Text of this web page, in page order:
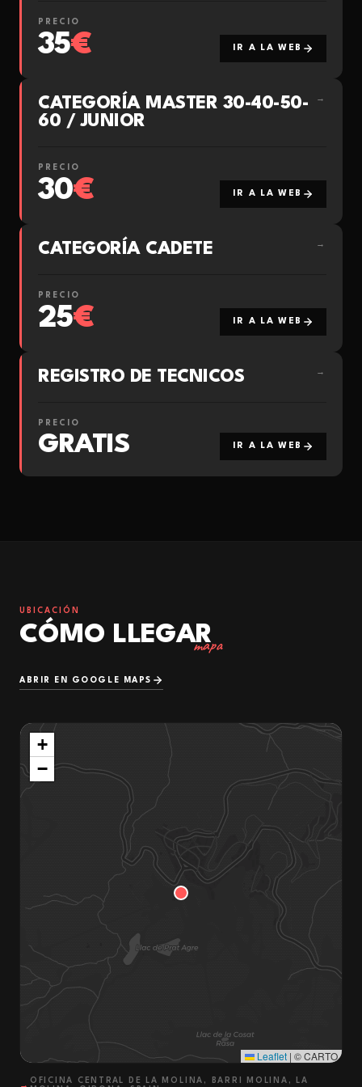
PRECIO
35€ IR A LA WEB
CATEGORÍA MASTER 30-40-50-
60 / JUNIOR
→
PRECIO
30€ IR A LA WEB
CATEGORÍA CADETE →
PRECIO
25€ IR A LA WEB
REGISTRO DE TECNICOS →
PRECIO
GRATIS IR A LA WEB
UBICACIÓN
CÓMO LLEGAR
mapa
ABRIR EN GOOGLE MAPS
+
−
Leaflet | © CARTO
→
OFICINA CENTRAL DE LA MOLINA, BARRI MOLINA, LA